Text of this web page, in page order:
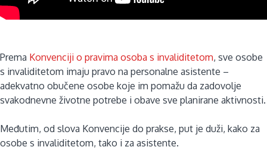
Prema Konvenciji o pravima osoba s invaliditetom, sve osobe
s invaliditetom imaju pravo na personalne asistente –
adekvatno obučene osobe koje im pomažu da zadovolje
svakodnevne životne potrebe i obave sve planirane aktivnosti.
Međutim, od slova Konvencije do prakse, put je duži, kako za
osobe s invaliditetom, tako i za asistente.